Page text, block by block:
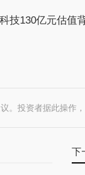
130亿元估值
。投资者据此操作
下